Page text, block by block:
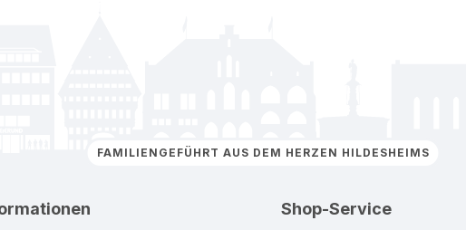
FAMILIENGEFÜHRT AUS DEM HERZEN HILDESHEIMS
Shop-Service